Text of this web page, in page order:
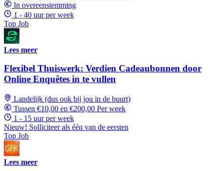
In overeenstemming
1 - 40 uur per week
Top Job
Lees meer
Flexibel Thuiswerk: Verdien Cadeaubonnen door
Online Enquêtes in te vullen
Landelijk (dus ook bij jou in de buurt)
Tussen €10,00 en €200,00 Per week
1 - 15 uur per week
Nieuw! Solliciteer als één van de eersten
Top Job
Lees meer